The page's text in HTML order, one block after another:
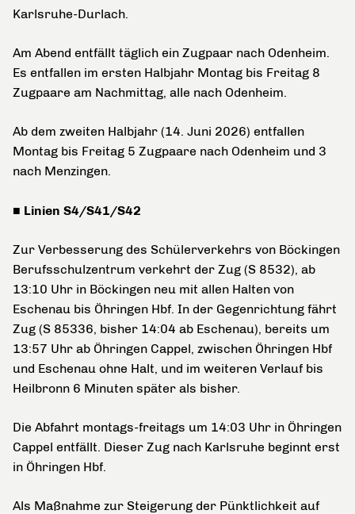
Karlsruhe-Durlach.
Am Abend entfällt täglich ein Zugpaar nach Odenheim.
Es entfallen im ersten Halbjahr Montag bis Freitag 8
Zugpaare am Nachmittag, alle nach Odenheim.
Ab dem zweiten Halbjahr (14. Juni 2026) entfallen
Montag bis Freitag 5 Zugpaare nach Odenheim und 3
nach Menzingen.
■ Linien S4/S41/S42
Zur Verbesserung des Schülerverkehrs von Böckingen
Berufsschulzentrum verkehrt der Zug (S 8532), ab
13:10 Uhr in Böckingen neu mit allen Halten von
Eschenau bis Öhringen Hbf. In der Gegenrichtung fährt
Zug (S 85336, bisher 14:04 ab Eschenau), bereits um
13:57 Uhr ab Öhringen Cappel, zwischen Öhringen Hbf
und Eschenau ohne Halt, und im weiteren Verlauf bis
Heilbronn 6 Minuten später als bisher.
Die Abfahrt montags-freitags um 14:03 Uhr in Öhringen
Cappel entfällt. Dieser Zug nach Karlsruhe beginnt erst
in Öhringen Hbf.
Als Maßnahme zur Steigerung der Pünktlichkeit auf